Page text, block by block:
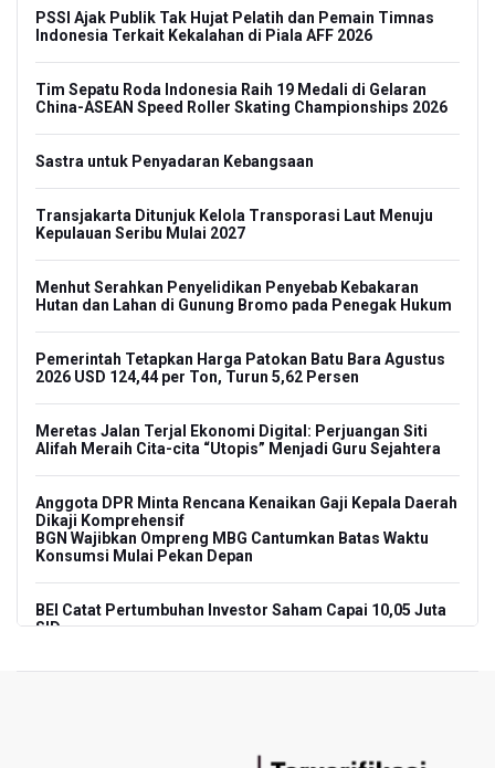
PSSI Ajak Publik Tak Hujat Pelatih dan Pemain Timnas
Indonesia Terkait Kekalahan di Piala AFF 2026
Tim Sepatu Roda Indonesia Raih 19 Medali di Gelaran
China-ASEAN Speed Roller Skating Championships 2026
Sastra untuk Penyadaran Kebangsaan
Transjakarta Ditunjuk Kelola Transporasi Laut Menuju
Kepulauan Seribu Mulai 2027
Menhut Serahkan Penyelidikan Penyebab Kebakaran
Hutan dan Lahan di Gunung Bromo pada Penegak Hukum
Pemerintah Tetapkan Harga Patokan Batu Bara Agustus
2026 USD 124,44 per Ton, Turun 5,62 Persen
Meretas Jalan Terjal Ekonomi Digital: Perjuangan Siti
Alifah Meraih Cita-cita “Utopis” Menjadi Guru Sejahtera
Anggota DPR Minta Rencana Kenaikan Gaji Kepala Daerah
Dikaji Komprehensif
BGN Wajibkan Ompreng MBG Cantumkan Batas Waktu
Konsumsi Mulai Pekan Depan
BEI Catat Pertumbuhan Investor Saham Capai 10,05 Juta
SID
Kemkomdigi Targetkan Reaktivasi IGRS Rampung 2026